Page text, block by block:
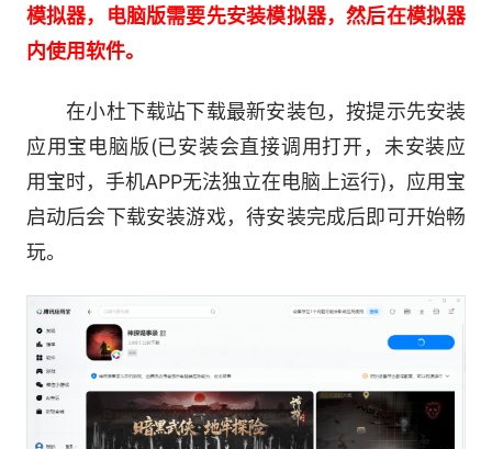
同步器与操作录制工具，能自动完成资源获取、挂
机任务，大幅提升养成与探案效率。
全平台适配稳定：兼容 Windows 与 macOS
系统，通过虚拟化引擎动态调度资源，立体分层地
图加载速度提升 40%，在 “鬼新娘追逐战” 等复杂
场景中可稳定保持 75 帧以上运行，且设备持久推
演温度低于 38℃，杜绝闪退问题。
模拟器，电脑版需要先安装模拟器，然后在模拟器
内使用软件。
在小杜下载站下载最新安装包，按提示先安装
应用宝电脑版(已安装会直接调用打开，未安装应
用宝时，手机APP无法独立在电脑上运行)，应用宝
启动后会下载安装游戏，待安装完成后即可开始畅
玩。